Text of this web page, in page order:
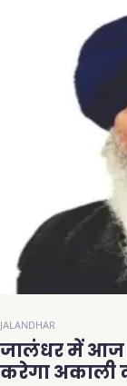
JALANDHAR
जालंधर में आज
करेगा अकाली